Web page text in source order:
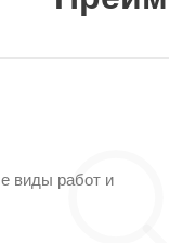
виды работ и